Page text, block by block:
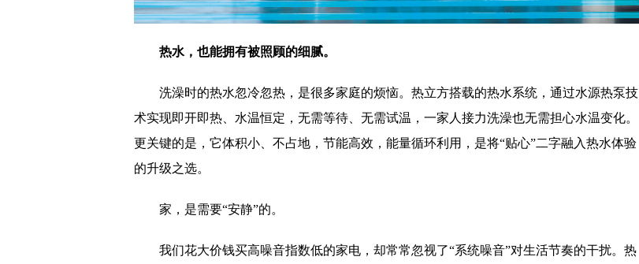
热水，也能拥有被照顾的细腻。
洗澡时的热水忽冷忽热，是很多家庭的烦恼。热立方搭载的热水系统，通过水源热泵技
术实现即开即热、水温恒定，无需等待、无需试温，一家人接力洗澡也无需担心水温变化。
更关键的是，它体积小、不占地，节能高效，能量循环利用，是将“贴心”二字融入热水体验
的升级之选。
家，是需要“安静”的。
我们花大价钱买高噪音指数低的家电，却常常忽视了“系统噪音”对生活节奏的干扰。热